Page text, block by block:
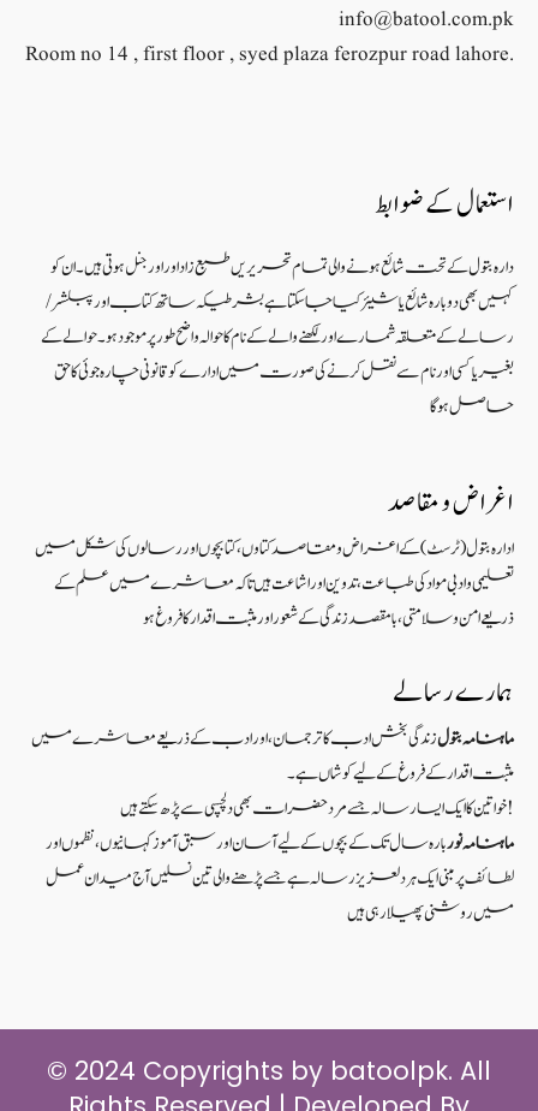
info@batool.com.pk
Room no 14 , first floor , syed plaza ferozpur road lahore.
استعمال کے ضوابط
دارہ بتول کے تحت شائع ہونے والی تمام تحریریں طبع زاد اور اورجنل ہوتی ہیں۔ ان کو
کہیں بھی دوبارہ شائع یا شیئر کیا جا سکتا ہے بشرطیکہ ساتھ کتاب اور پبلشر/
رسالے کے متعلقہ شمارے اور لکھنے والے کے نام کا حوالہ واضح طور پر موجود ہو۔ حوالے کے
بغیر یا کسی اور نام سے نقل کرنے کی صورت میں ادارے کو قانونی چارہ جوئی کا حق
حاصل ہو گا
اغراض و مقاصد
ادارہ بتول (ٹرسٹ) کے اغراض و مقاصد کتاوں ، کتابچوں اور رسالوں کی شکل میں
تعلیمی و ادبی مواد کی طباعت، تدوین اور اشاعت ہیں تاکہ معاشرے میں علم کے
ذریعےامن و سلامتی ، بامقصد زندگی کے شعوراورمثبت اقدار کا فروغ ہو
ہمارے رسالے
ماہنامہ بتولزندگی بخش ادب کا ترجمان، اور ادب کے ذریعے معاشرے میں
مثبت اقدار کے فروغ کے لیے کوشاں ہے۔
خواتین کا ایک ایسا رسالہ جسے مرد حضرات بھی دلچسپی سے پڑھ سکتے ہیں!
ماہنامہ نوربارہ سال تک کے بچوں کے لیے آسان اور سبق آموزکہانیوں ،نظموں اور
لطائف پر مبنی ایک ہر دلعزیز رسالہ ہے جسے پڑھنے والی تین نسلیں آج میدان عمل
میں روشنی پھیلا رہی ہیں
© 2024 Copyrights by batoolpk. All